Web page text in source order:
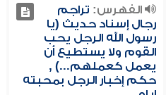
الفهرس: تراجم
رجال إسناد حديث (يا
رسول الله الرجل يحب
القوم ولا يستطيع أن
يعمل كعملهم...) ,
حكم إخبار الرجل بمحبته